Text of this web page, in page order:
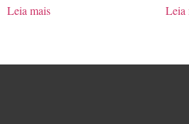
Leia mais Leia